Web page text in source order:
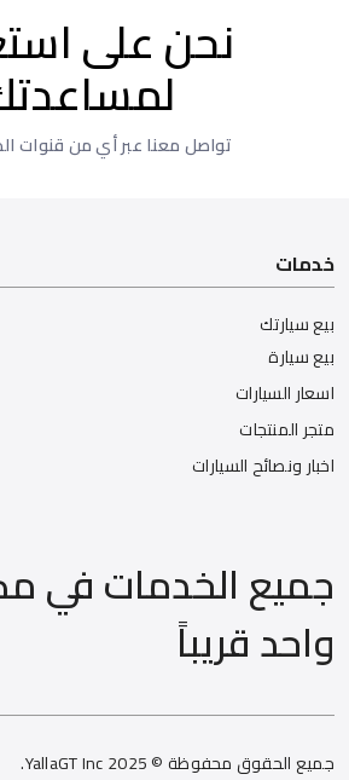
نحن على
تواصل معنا عبر أي من قنوات
خدمات
بيع سيارتك
بيع سيارة
اسعار السيارات
متجر المنتجات
اخبار ونصائح السيارات
جميع الخدمات في
واحد قريباً
جميع الحقوق محفوظة © 2025 YallaGT Inc.